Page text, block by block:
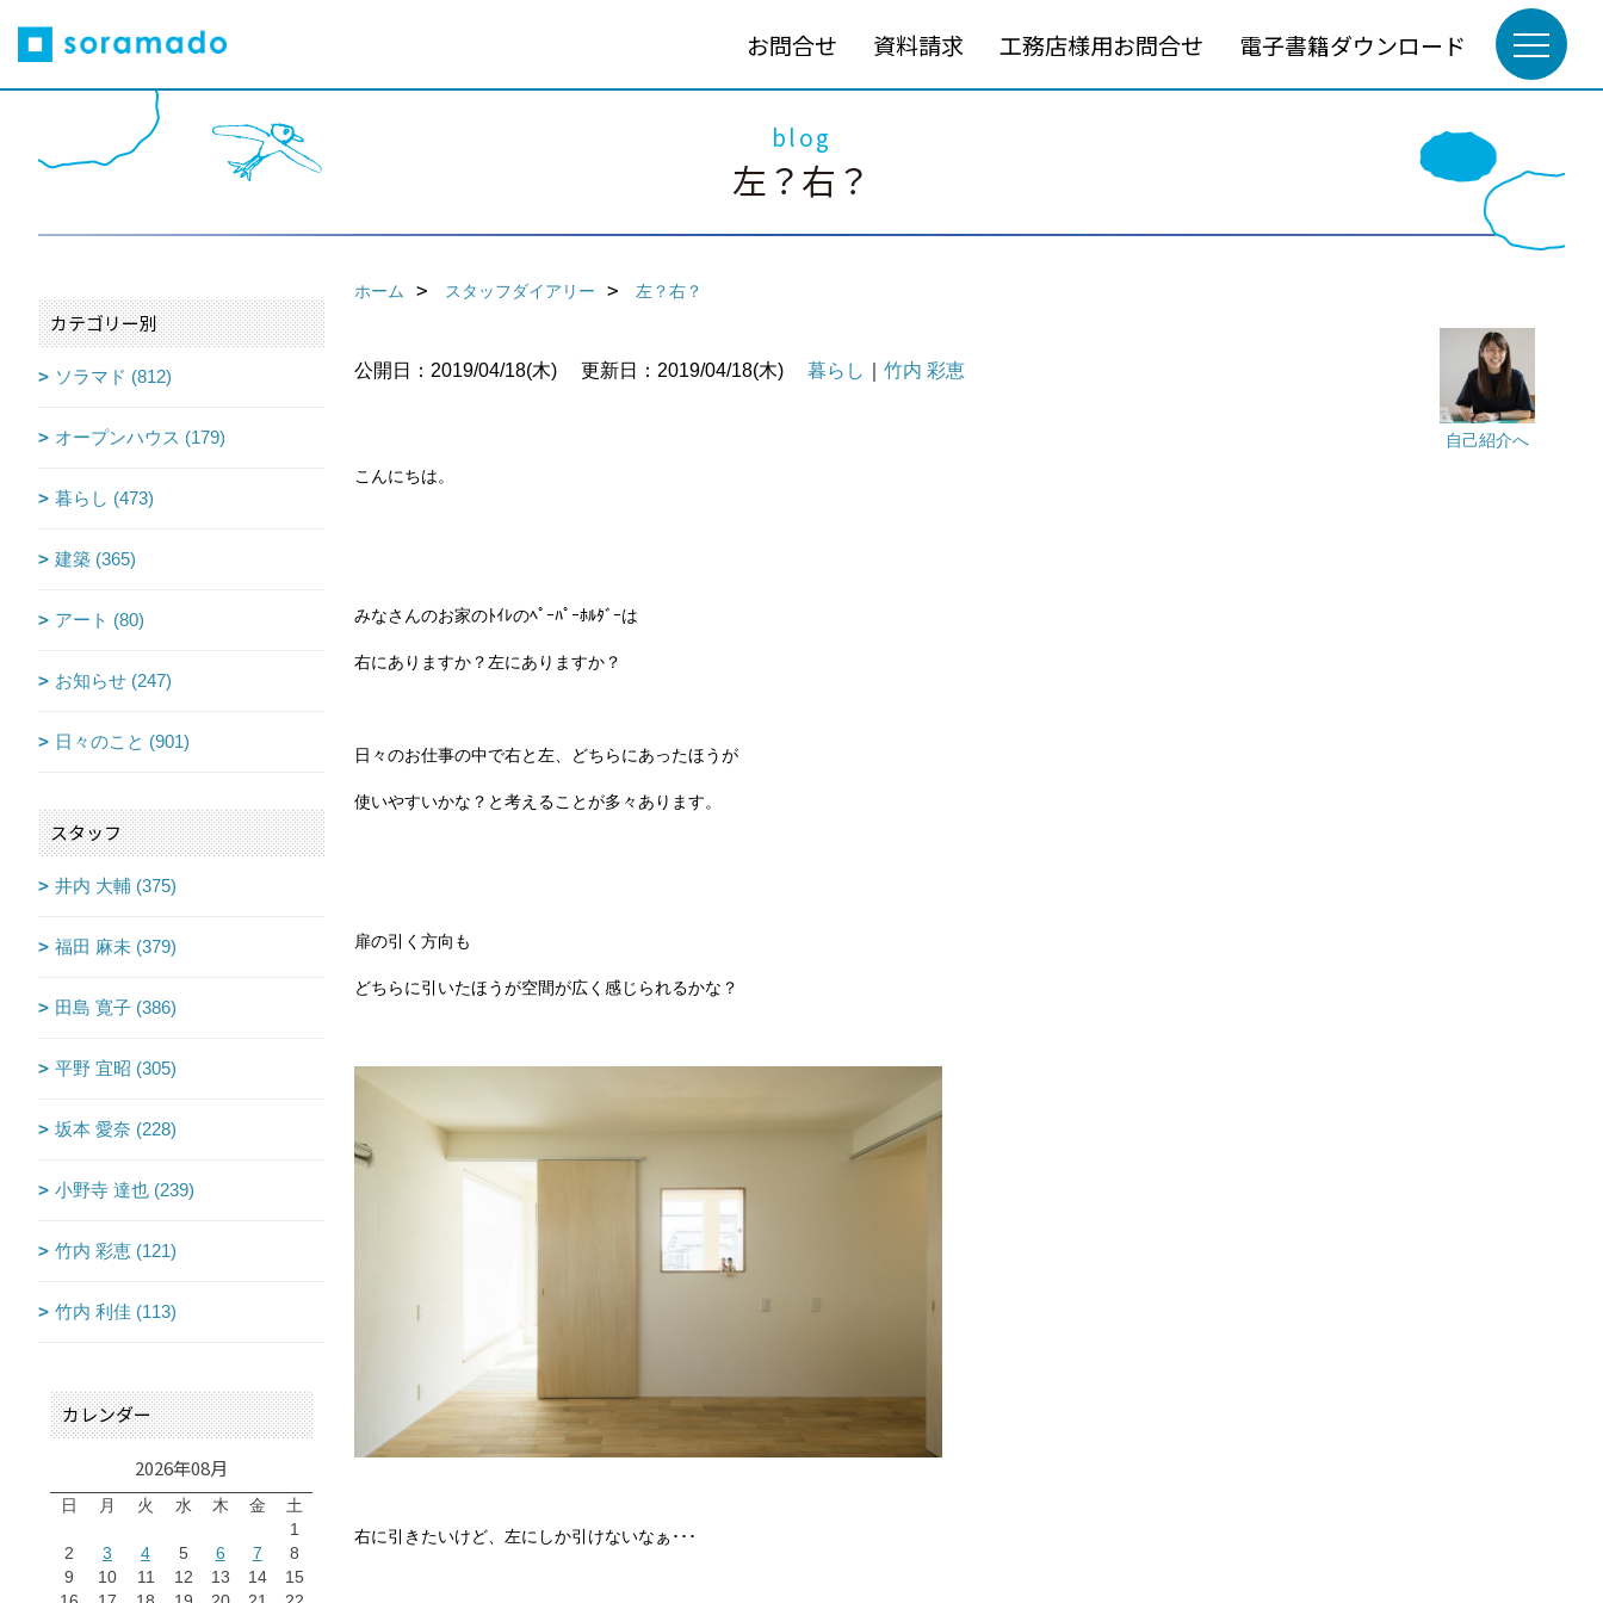
お問合せ 資料請求 工務店様用お問合せ 電子書籍ダウンロード
blog
左？右？
ホーム スタッフダイアリー 左？右？
自己紹介へ
公開日：2019/04/18(木) 更新日：2019/04/18(木) 暮らし 竹内 彩恵
こんにちは。
みなさんのお家のﾄｲﾚのﾍﾟｰﾊﾟｰﾎﾙﾀﾞｰは
右にありますか？左にありますか？
日々のお仕事の中で右と左、どちらにあったほうが
使いやすいかな？と考えることが多々あります。
扉の引く方向も
どちらに引いたほうが空間が広く感じられるかな？
右に引きたいけど、左にしか引けないなぁ･･･
カテゴリー別
ソラマド (812)
オープンハウス (179)
暮らし (473)
建築 (365)
アート (80)
お知らせ (247)
日々のこと (901)
スタッフ
井内 大輔 (375)
福田 麻未 (379)
田島 寛子 (386)
平野 宜昭 (305)
坂本 愛奈 (228)
小野寺 達也 (239)
竹内 彩恵 (121)
竹内 利佳 (113)
カレンダー
2026年08月
日 月 火 水 木 金
土
1
2
3 4 5 6 7
8
9
10 11 12 13 14
15